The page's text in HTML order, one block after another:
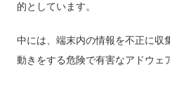
的としています。
中には、端末内の情報を不正に収
動きをする危険で有害なアドウェ